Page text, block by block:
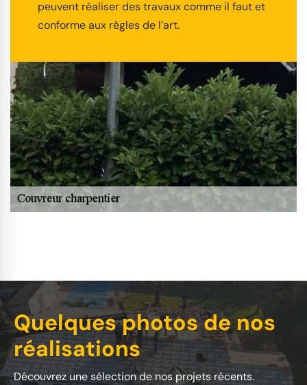
peuvent réaliser des travaux comme il faut et
conforme aux règles de l’art.
Quelques photos de nos
réalisations
Découvrez une sélection de nos projets récents.